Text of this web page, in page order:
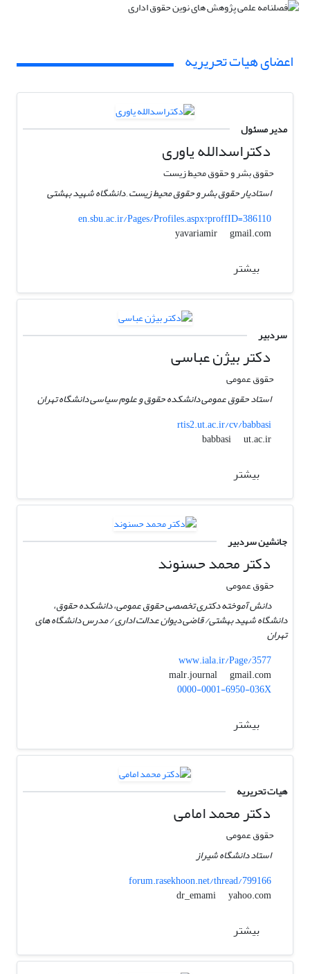
اعضای هیات تحریریه
مدیر مسئول
دکتراسدالله یاوری
حقوق بشر و حقوق محیط زیست
استادیار حقوق بشر و حقوق محیط زیست , دانشگاه شهید بهشتی
en.sbu.ac.ir/Pages/Profiles.aspx?proffID=386110
yavariamir
gmail.com
بیشتر
سردبیر
دکتر بیژن عباسی
حقوق عمومی
استاد حقوق عمومی دانشکده حقوق و علوم سیاسی دانشگاه تهران
rtis2.ut.ac.ir/cv/babbasi
babbasi
ut.ac.ir
بیشتر
جانشین سردبیر
دکتر محمد حسنوند
حقوق عمومی
دانش آموخته دکتری تخصصی حقوق عمومی، دانشکده حقوق،
دانشگاه شهید بهشتی/ قاضی دیوان عدالت اداری / مدرس دانشگاه های
تهران
www.iala.ir/Page/3577
malr.journal
gmail.com
0000-0001-6950-036X
بیشتر
هیات تحریریه
دکتر محمد امامی
حقوق عمومی
استاد دانشگاه شیراز
forum.rasekhoon.net/thread/799166
dr_emami
yahoo.com
بیشتر